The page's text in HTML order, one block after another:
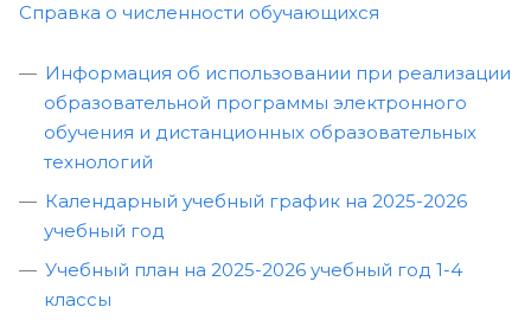
Справка о численности обучающихся
Информация об использовании при реализации
образовательной программы электронного
обучения и дистанционных образовательных
технологий
Календарный учебный график на 2025-2026
учебный год
Учебный план на 2025-2026 учебный год 1-4
классы